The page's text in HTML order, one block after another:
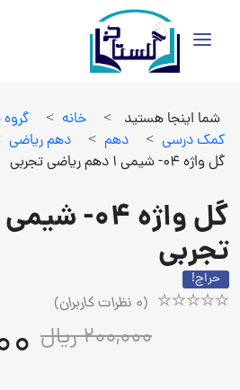
شما اینجا هستید > خانه >
كمك درسي > دهم > دهم رياضي
گل واژه 04- شیمی 1 دهم ریاضی تجربی
تجربی
حراج!
(
0 نظرات کاربران)
200,000 ریال